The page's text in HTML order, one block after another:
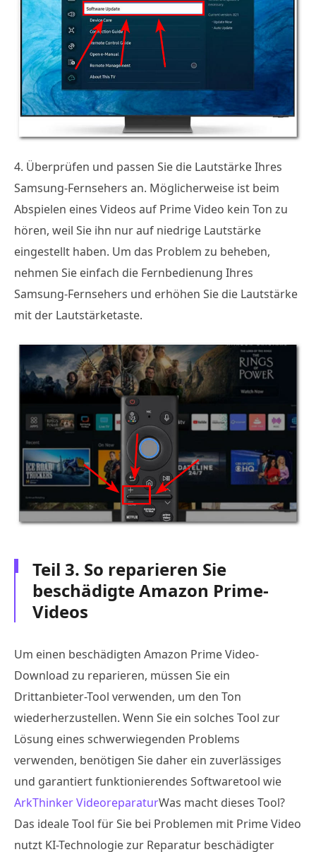
4. Überprüfen und passen Sie die Lautstärke Ihres
Samsung-Fernsehers an. Möglicherweise ist beim
Abspielen eines Videos auf Prime Video kein Ton zu
hören, weil Sie ihn nur auf niedrige Lautstärke
eingestellt haben. Um das Problem zu beheben,
nehmen Sie einfach die Fernbedienung Ihres
Samsung-Fernsehers und erhöhen Sie die Lautstärke
mit der Lautstärketaste.
Teil 3. So reparieren Sie
beschädigte Amazon Prime-
Videos
Um einen beschädigten Amazon Prime Video-
Download zu reparieren, müssen Sie ein
Drittanbieter-Tool verwenden, um den Ton
wiederherzustellen. Wenn Sie ein solches Tool zur
Lösung eines schwerwiegenden Problems
verwenden, benötigen Sie daher ein zuverlässiges
und garantiert funktionierendes Softwaretool wie
ArkThinker VideoreparaturWas macht dieses Tool?
Das ideale Tool für Sie bei Problemen mit Prime Video
nutzt KI-Technologie zur Reparatur beschädigter